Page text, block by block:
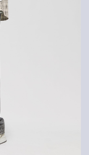
wir uns für
Rohstoffe sind
unsere
Du unsere Investition
zu helfen
die Umwelt zu
unterstützt
ökologischer und
in nachhaltigeren
wird über ein
daher
dazu